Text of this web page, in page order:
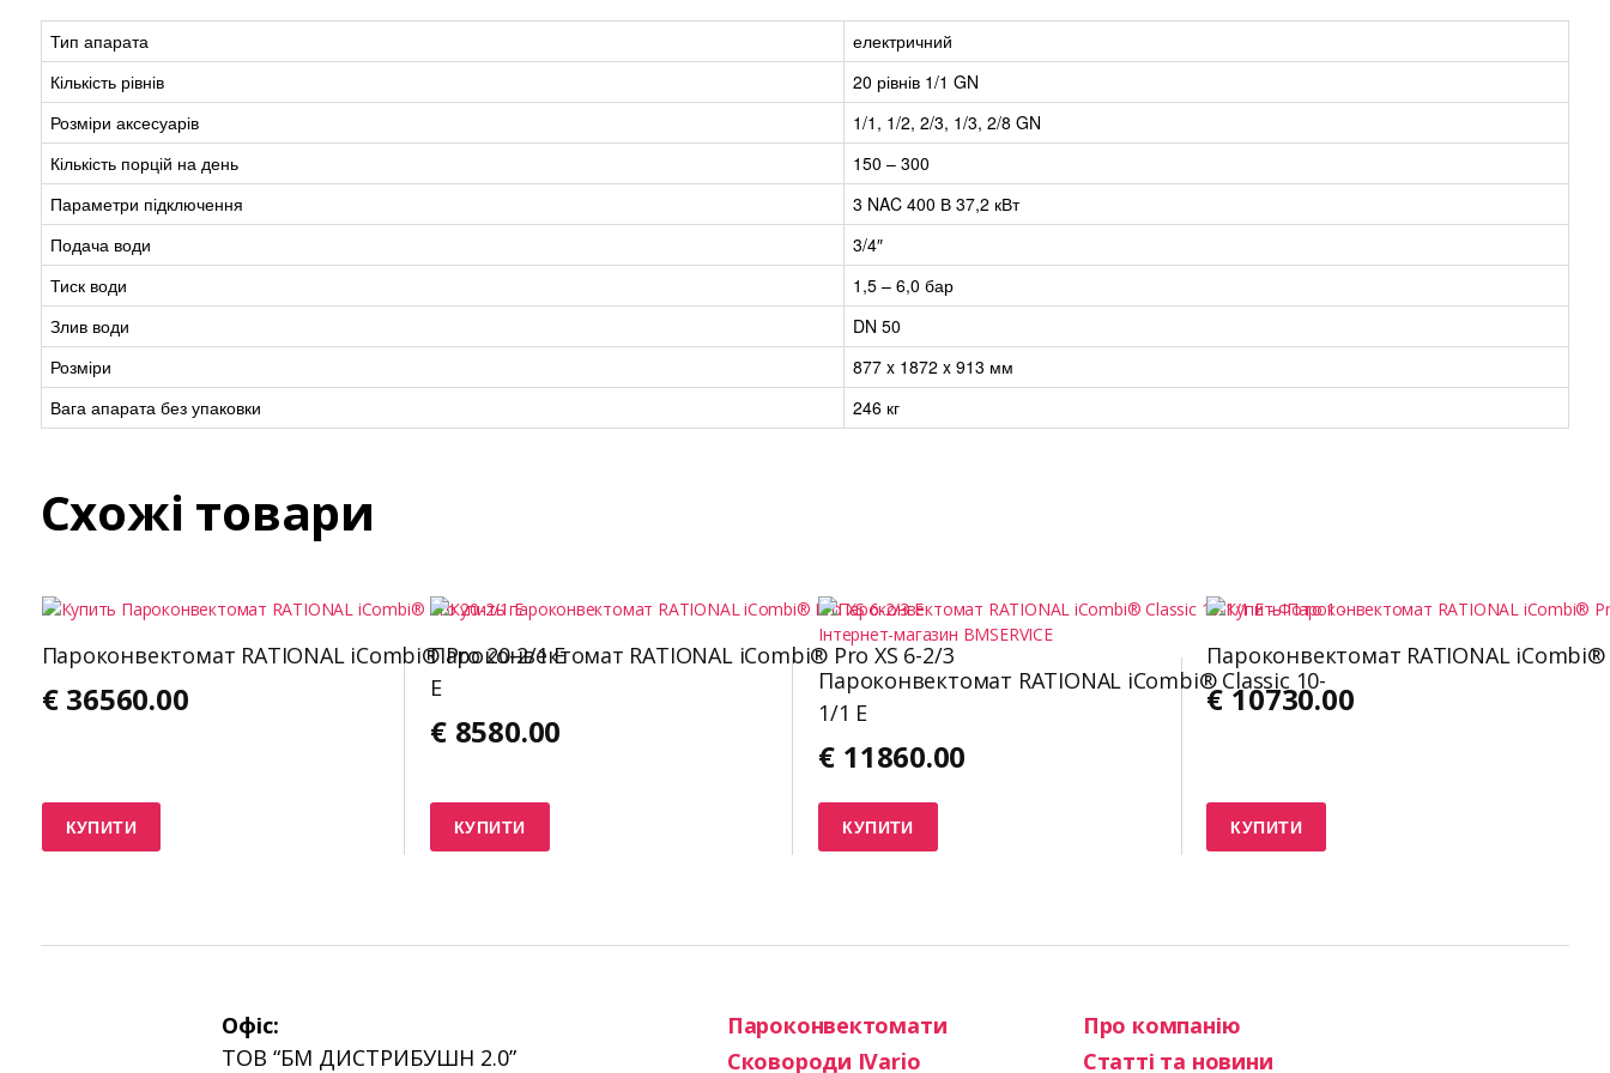
Тип апарата
електричний
Кількість рівнів
20 рівнів 1/1 GN
Розміри аксесуарів
1/1, 1/2, 2/3, 1/3, 2/8 GN
Кількість порцій на день
150 – 300
Параметри підключення
3 NAC 400 В 37,2 кВт
Подача води
3/4″
Тиск води
1,5 – 6,0 бар
Злив води
DN 50
Розміри
877 x 1872 x 913 мм
Вага апарата без упаковки
246 кг
Схожі товари
Пароконвектомат RATIONAL iCombi® Pro 20-2/1 E
€ 36560.00
КУПИТИ
Пароконвектомат RATIONAL iCombi® Pro XS 6-2/3
E
€ 8580.00
КУПИТИ
Пароконвектомат RATIONAL iCombi® Classic 10-
1/1 E
€ 11860.00
КУПИТИ
Пароконвектомат RATIONAL iCombi®
€ 10730.00
КУПИТИ
Офіс:
ТОВ “БМ ДИСТРИБУШН 2.0”
Пароконвектомати
Сковороди IVario
Про компанію
Статті та новини